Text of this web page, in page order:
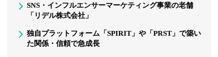
SNS・インフルエンサーマーケティング事業の老舗
「リデル株式会社」
独自プラットフォーム「SPIRIT」や「PRST」で築い
た関係・信頼で急成長